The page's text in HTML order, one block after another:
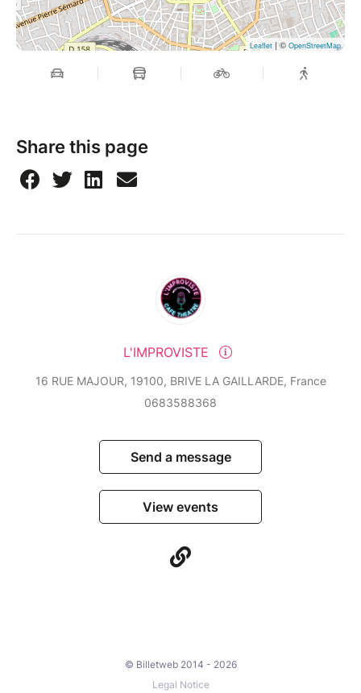
Leaflet | © OpenStreetMap
Share this page
L'IMPROVISTE
16 RUE MAJOUR, 19100, BRIVE LA GAILLARDE, France
0683588368
Send a message
View events
© Billetweb 2014 - 2026
Legal Notice